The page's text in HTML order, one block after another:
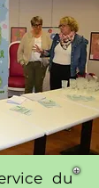
du